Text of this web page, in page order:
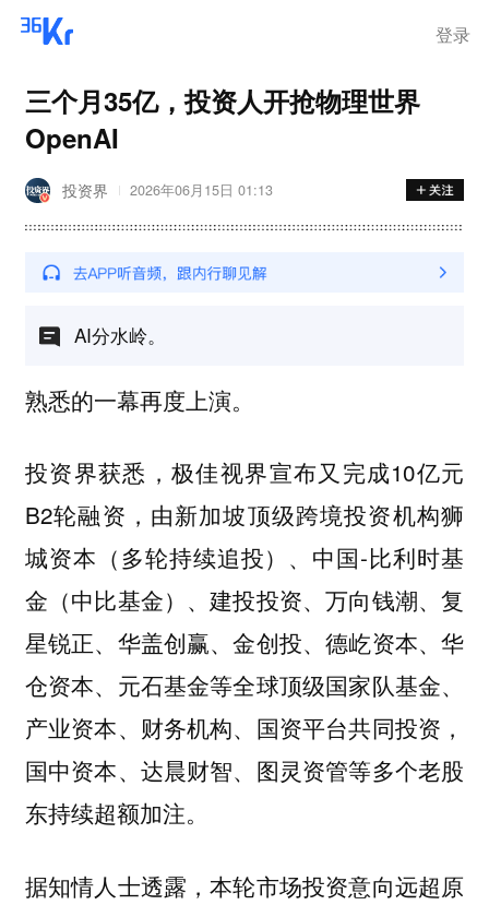
登录
三个月35亿，投资人开抢物理世界
OpenAI
投资界 2026年06月15日 01:13
AI分水岭。
熟悉的一幕再度上演。
投资界获悉，极佳视界宣布又完成10亿元
B2轮融资，由新加坡顶级跨境投资机构狮
城资本（多轮持续追投）、中国-比利时基
金（中比基金）、建投投资、万向钱潮、复
星锐正、华盖创赢、金创投、德屹资本、华
仓资本、元石基金等全球顶级国家队基金、
产业资本、财务机构、国资平台共同投资，
国中资本、达晨财智、图灵资管等多个老股
东持续超额加注。
据知情人士透露，本轮市场投资意向远超原